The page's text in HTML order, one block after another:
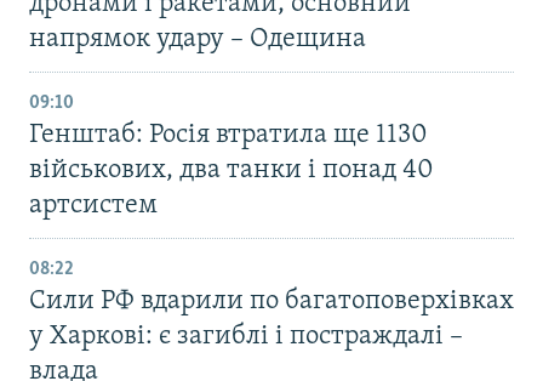
напрямок удару – Одещина
09:10
Генштаб: Росія втратила ще 1130
військових, два танки і понад 40
артсистем
08:22
Сили РФ вдарили по багатоповерхівках
у Харкові: є загиблі і постраждалі –
влада